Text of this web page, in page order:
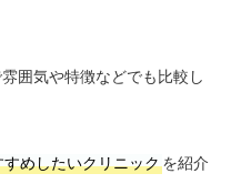
囲気や特徴などでも比較し
めしたいクリニックを紹介